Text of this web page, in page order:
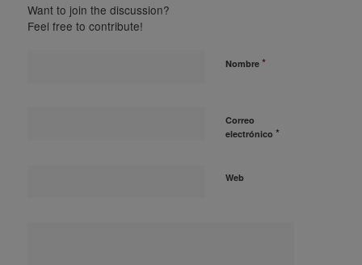
Want to join the discussion?
Feel free to contribute!
Nombre *
Correo
electrónico *
Web